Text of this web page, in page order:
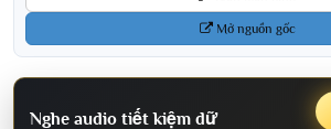
Mở nguồn gốc
Nghe audio tiết kiệm dữ